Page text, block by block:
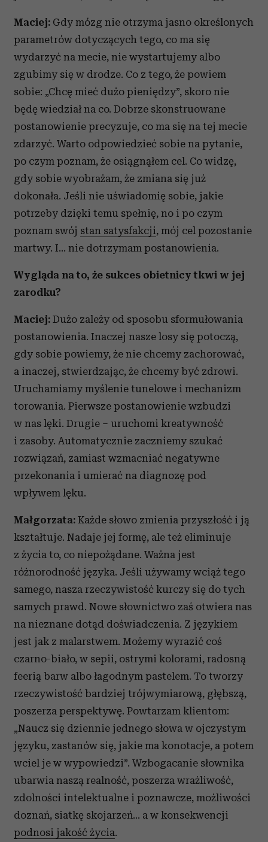
Maciej: Gdy mózg nie otrzyma jasno określonych
parametrów dotyczących tego, co ma się
wydarzyć na mecie, nie wystartujemy albo
zgubimy się w drodze. Co z tego, że powiem
sobie: „Chcę mieć dużo pieniędzy”, skoro nie
będę wiedział na co. Dobrze skonstruowane
postanowienie precyzuje, co ma się na tej mecie
zdarzyć. Warto odpowiedzieć sobie na pytanie,
po czym poznam, że osiągnąłem cel. Co widzę,
gdy sobie wyobrażam, że zmiana się już
dokonała. Jeśli nie uświadomię sobie, jakie
potrzeby dzięki temu spełnię, no i po czym
poznam swój stan satysfakcji, mój cel pozostanie
martwy. I… nie dotrzymam postanowienia.
Wygląda na to, że sukces obietnicy tkwi w jej
zarodku?
Maciej: Dużo zależy od sposobu sformułowania
postanowienia. Inaczej nasze losy się potoczą,
gdy sobie powiemy, że nie chcemy zachorować,
a inaczej, stwierdzając, że chcemy być zdrowi.
Uruchamiamy myślenie tunelowe i mechanizm
torowania. Pierwsze postanowienie wzbudzi
w nas lęki. Drugie – uruchomi kreatywność
i zasoby. Automatycznie zaczniemy szukać
rozwiązań, zamiast wzmacniać negatywne
przekonania i umierać na diagnozę pod
wpływem lęku.
Małgorzata: Każde słowo zmienia przyszłość i ją
kształtuje. Nadaje jej formę, ale też eliminuje
z życia to, co niepożądane. Ważna jest
różnorodność języka. Jeśli używamy wciąż tego
samego, nasza rzeczywistość kurczy się do tych
samych prawd. Nowe słownictwo zaś otwiera nas
na nieznane dotąd doświadczenia. Z językiem
jest jak z malarstwem. Możemy wyrazić coś
czarno-biało, w sepii, ostrymi kolorami, radosną
feerią barw albo łagodnym pastelem. To tworzy
rzeczywistość bardziej trójwymiarową, głębszą,
poszerza perspektywę. Powtarzam klientom:
„Naucz się dziennie jednego słowa w ojczystym
języku, zastanów się, jakie ma konotacje, a potem
wciel je w wypowiedzi”. Wzbogacanie słownika
ubarwia naszą realność, poszerza wrażliwość,
zdolności intelektualne i poznawcze, możliwości
doznań, siatkę skojarzeń… a w konsekwencji
podnosi jakość życia.